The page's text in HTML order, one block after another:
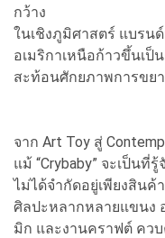
กว้าง
ในเชิงภูมิศาสตร์ แบรน
อเมริกาเหนือก้าวขึ้นเ
สะท้อนศักยภาพการขย
จาก Art Toy สู่
แม้ “Crybaby” จะเป็น
ไม่ได้จำกัดอยู่เพียงสินค้
ศิลปะหลากหลายแขนง
มิก และงานคราฟต์ คว